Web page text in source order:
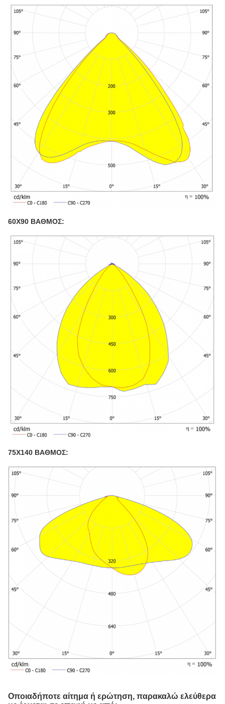
60X90 ΒΑΘΜΟΣ:
75X140 ΒΑΘΜΟΣ:
Οποιαδήποτε αίτημα ή ερώτηση, παρακαλώ ελεύθερα